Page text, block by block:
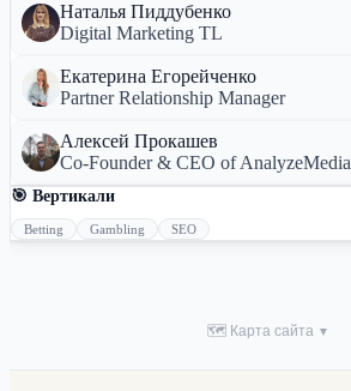
Наталья Пиддубенко
Digital Marketing TL
Екатерина Егорейченко
Partner Relationship Manager
Алексей Прокашев
Co-Founder & CEO of AnalyzeMedia
🎯 Вертикали
Betting Gambling SEO
🗺 Карта сайта ▼